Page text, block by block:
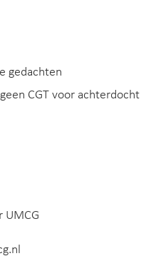
gedachten
CGT voor achterdocht
UMCG